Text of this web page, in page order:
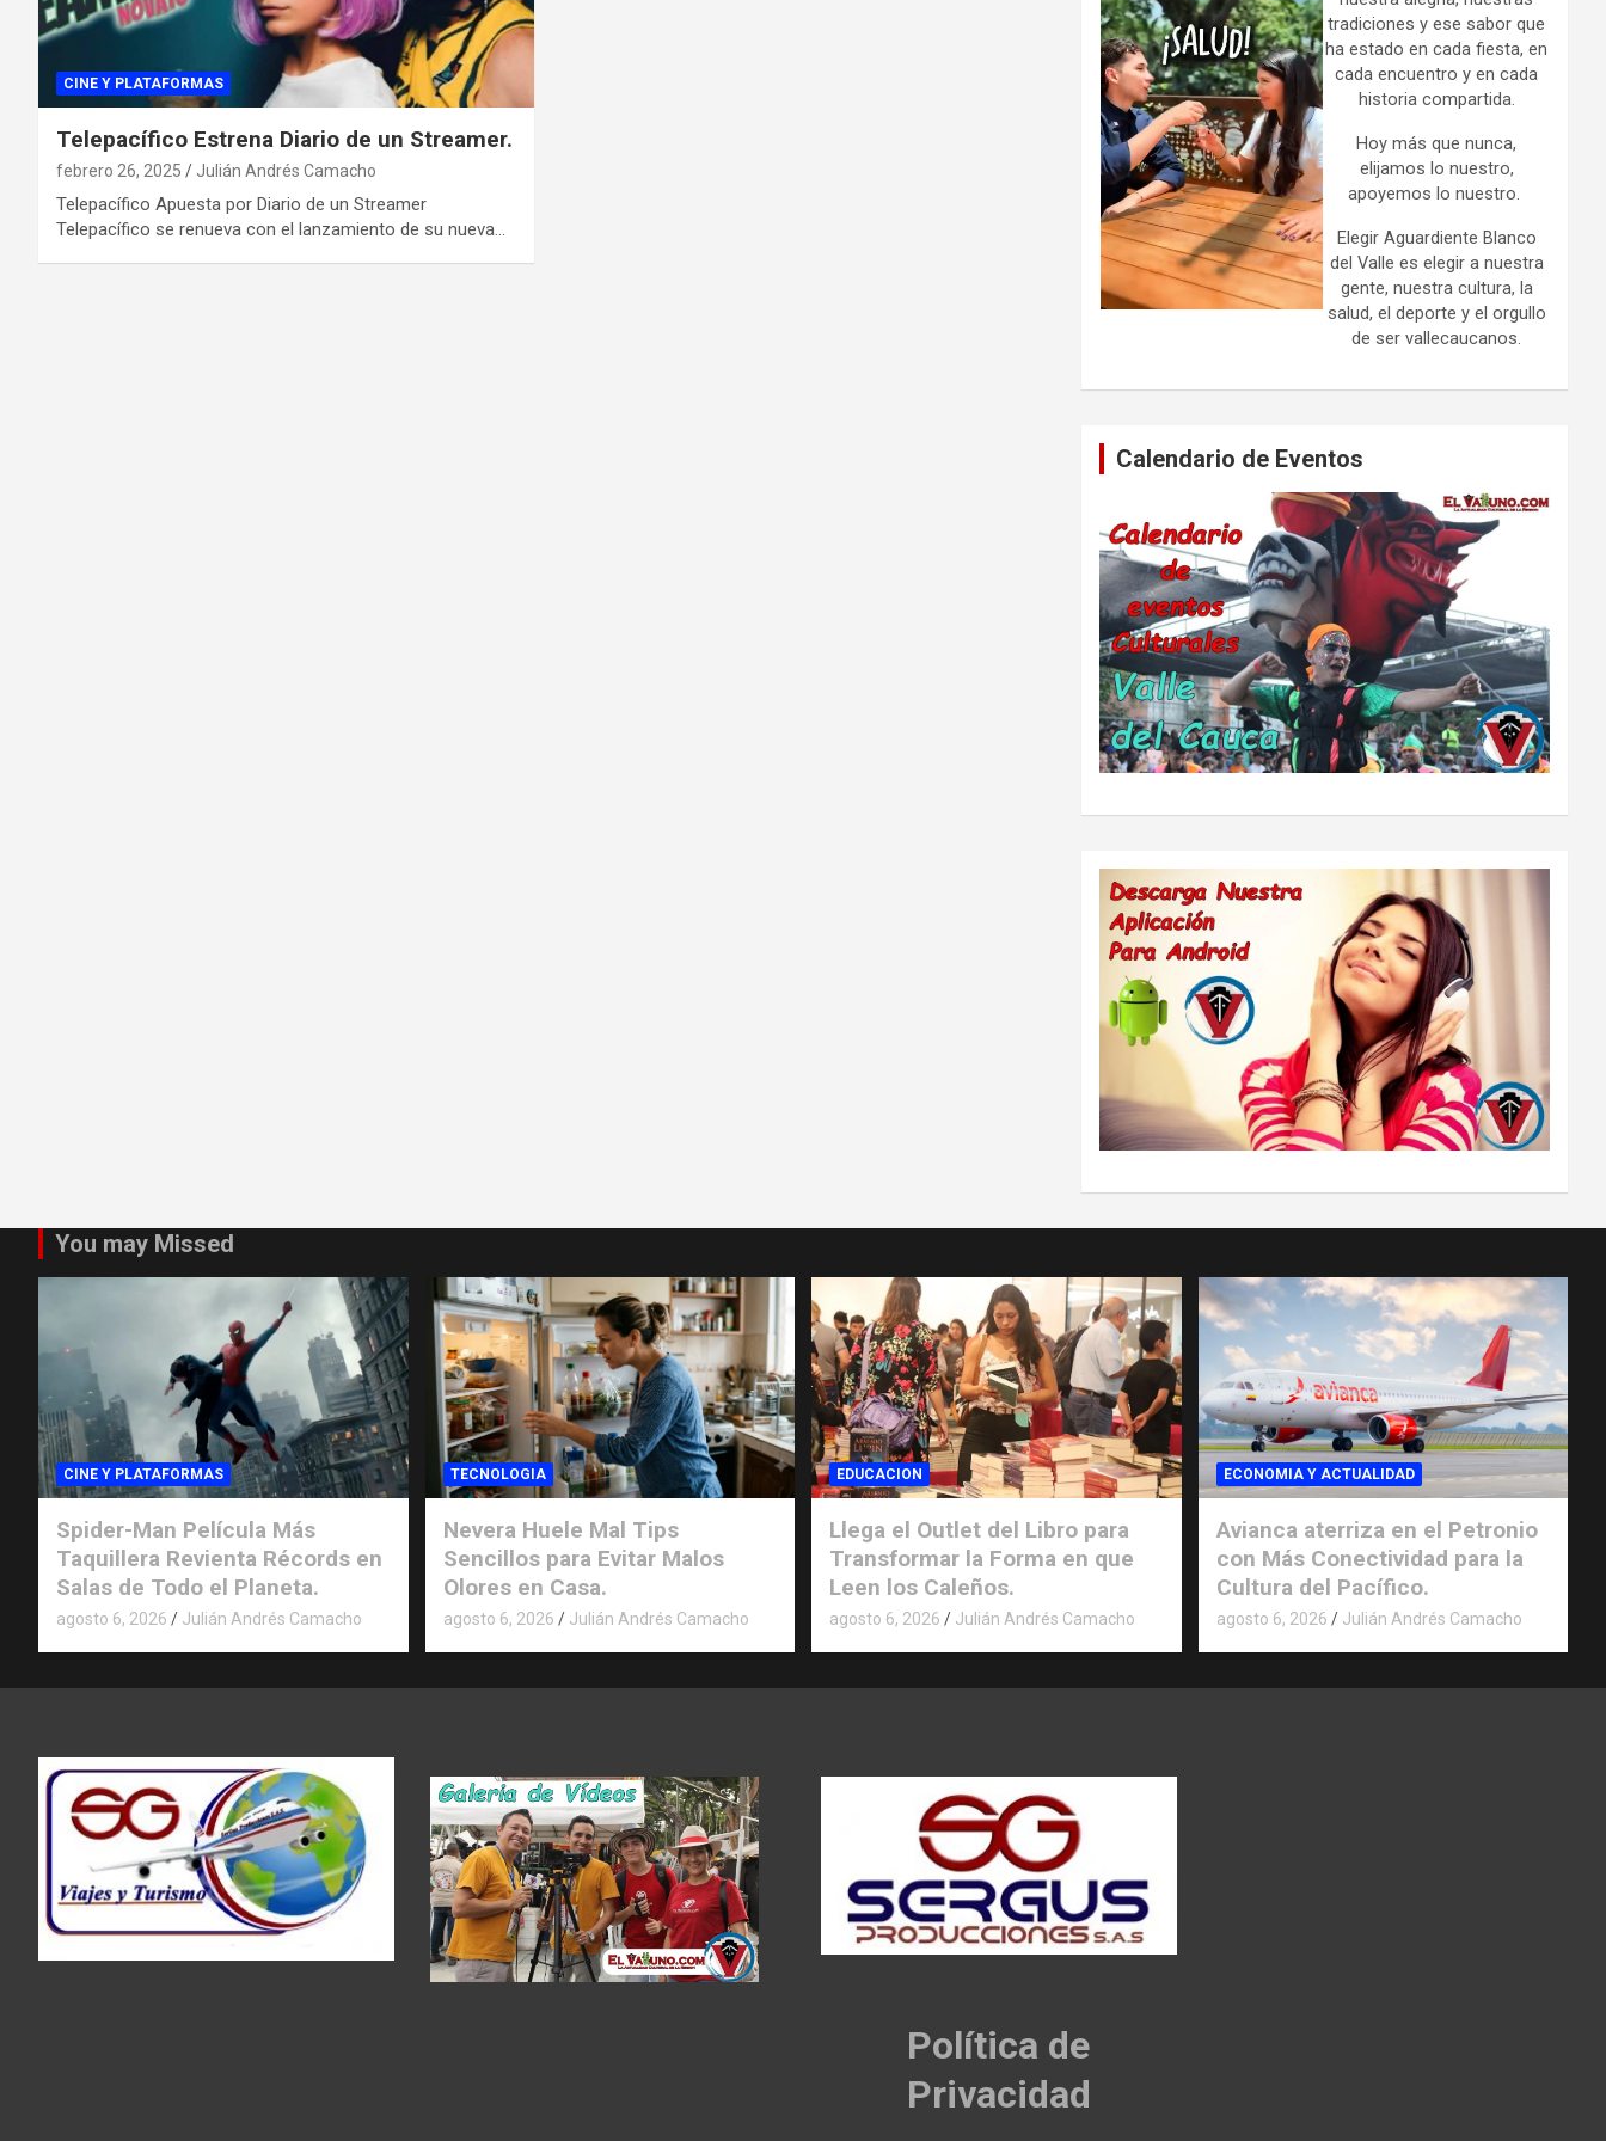
CINE Y PLATAFORMAS
Telepacífico Estrena Diario de un Streamer.
febrero 26, 2025 Julián Andrés Camacho
Telepacífico Apuesta por Diario de un Streamer
Telepacífico se renueva con el lanzamiento de su nueva…
tradiciones y ese sabor que
ha estado en cada fiesta, en
cada encuentro y en cada
historia compartida.
Hoy más que nunca,
elijamos lo nuestro,
apoyemos lo nuestro.
Elegir Aguardiente Blanco
del Valle es elegir a nuestra
gente, nuestra cultura, la
salud, el deporte y el orgullo
de ser vallecaucanos.
Calendario de Eventos
You may Missed
CINE Y PLATAFORMAS
Spider-Man Película Más
Taquillera Revienta Récords en
Salas de Todo el Planeta.
agosto 6, 2026 Julián Andrés Camacho
TECNOLOGIA
Nevera Huele Mal Tips
Sencillos para Evitar Malos
Olores en Casa.
agosto 6, 2026 Julián Andrés Camacho
EDUCACION
Llega el Outlet del Libro para
Transformar la Forma en que
Leen los Caleños.
agosto 6, 2026 Julián Andrés Camacho
ECONOMIA Y ACTUALIDAD
Avianca aterriza en el Petronio
con Más Conectividad para la
Cultura del Pacífico.
agosto 6, 2026 Julián Andrés Camacho
Política de
Privacidad